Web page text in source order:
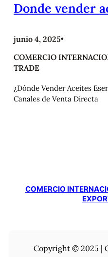
Donde vender
junio 4, 2025•
COMERCIO
TRADE
¿Dónde Vender Aceites
Canales de Venta Directa
COMERCIO
Copyright © 2025 |